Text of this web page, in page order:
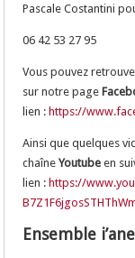
Pascale Costantini
06 42 53 27 95
Vous pouvez
sur notre page
lien : https://
Ainsi que quelques
chaîneYoutube en
lien : https://
Ensemble